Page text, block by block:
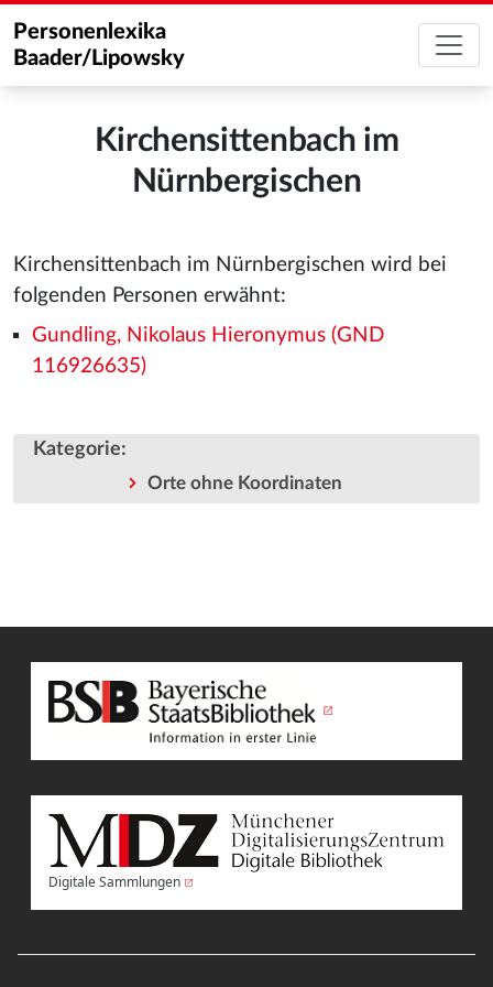
Personenlexika
Baader/Lipowsky
Kirchensittenbach im
Nürnbergischen
Kirchensittenbach im Nürnbergischen wird bei
folgenden Personen erwähnt:
Gundling, Nikolaus Hieronymus (GND
116926635)
Kategorie:
Orte ohne Koordinaten
Digitale Sammlungen